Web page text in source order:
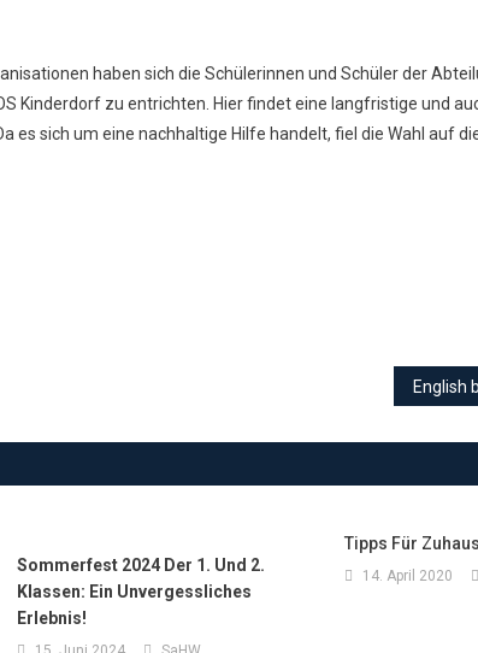
haben sich die Schülerinnen und Schüler der
Kinderdorf zu entrichten. Hier findet eine langfristige und
es sich um eine nachhaltige Hilfe handelt, fiel die Wahl auf
Sommerfest 2024 Der 1. Und 2.
Klassen: Ein Unvergessliches
Erlebnis!
Tipps Für
14. April 2020